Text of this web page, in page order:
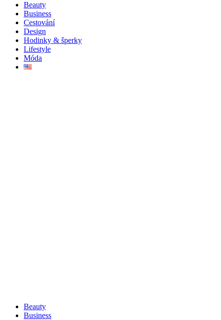
Beauty
Business
Cestování
Design
Hodinky & šperky
Lifestyle
Móda
Beauty
Business